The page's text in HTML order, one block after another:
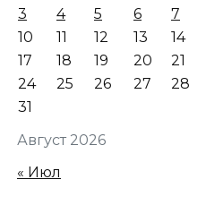
Август 2026
3
4 5 6 7
10
11 12 13 14
17
18 19 20 21
24
25 26 27 28
31
« Июл